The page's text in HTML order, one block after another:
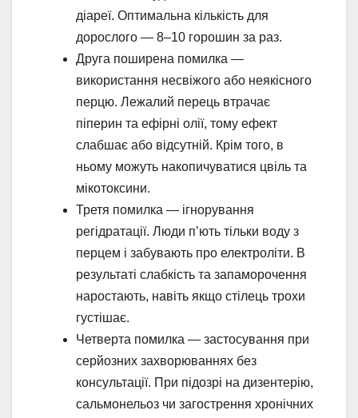
діареї. Оптимальна кількість для
дорослого — 8–10 горошин за раз.
Друга поширена помилка —
використання несвіжого або неякісного
перцю. Лежалий перець втрачає
піперин та ефірні олії, тому ефект
слабшає або відсутній. Крім того, в
ньому можуть накопичуватися цвіль та
мікотоксини.
Третя помилка — ігнорування
регідратації. Люди п’ють тільки воду з
перцем і забувають про електроліти. В
результаті слабкість та запаморочення
наростають, навіть якщо стілець трохи
густішає.
Четверта помилка — застосування при
серйозних захворюваннях без
консультації. При підозрі на дизентерію,
сальмонельоз чи загострення хронічних